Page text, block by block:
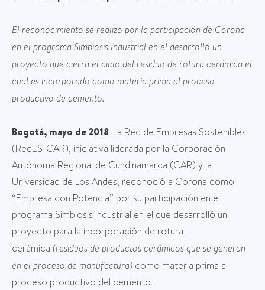
El reconocimiento se realizó por la participación de Corona
en el programa Simbiosis Industrial en el desarrolló un
proyecto que cierra el ciclo del residuo de rotura cerámica el
cual es incorporado como materia prima al proceso
productivo de cemento.
Bogotá, mayo de 2018. La Red de Empresas Sostenibles
(RedES-CAR), iniciativa liderada por la Corporación
Autónoma Regional de Cundinamarca (CAR) y la
Universidad de Los Andes, reconoció a Corona como
“Empresa con Potencia” por su participación en el
programa Simbiosis Industrial en el que desarrolló un
proyecto para la incorporación de rotura
cerámica (residuos de productos cerámicos que se generan
en el proceso de manufactura) como materia prima al
proceso productivo del cemento.